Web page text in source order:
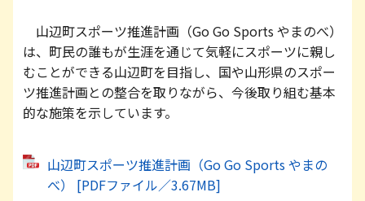
山辺町スポーツ推進計画（Go Go Sports やまのべ）
は、町民の誰もが生涯を通じて気軽にスポーツに親し
むことができる山辺町を目指し、国や山形県のスポー
ツ推進計画との整合を取りながら、今後取り組む基本
的な施策を示しています。
山辺町スポーツ推進計画（Go Go Sports やまの
べ） [PDFファイル／3.67MB]